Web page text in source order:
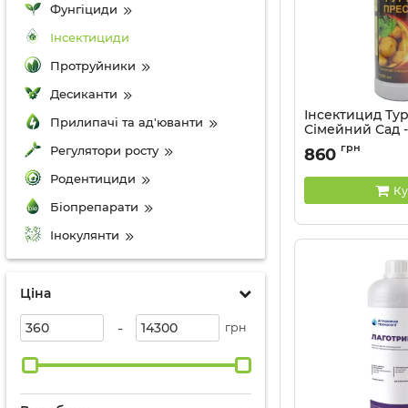
Фунгіциди
Інсектициди
Протруйники
Десиканти
Прилипачі та ад'юванти
Регулятори росту
Родентициди
Біопрепарати
Інокулянти
Ціна
- грн
Інсектицид
Сімейний Сад
860 грн